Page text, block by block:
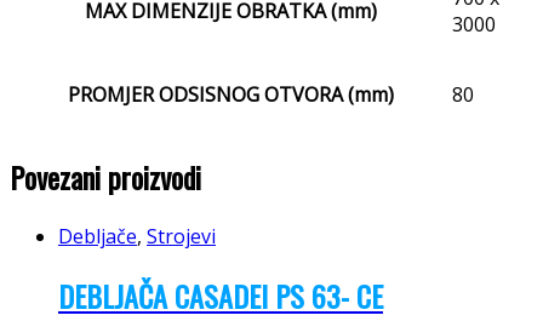
MAX DIMENZIJE OBRATKA (mm)
3000
PROMJER ODSISNOG OTVORA (mm) 80
Povezani proizvodi
Debljače, Strojevi
DEBLJAČA CASADEI PS 63- CE